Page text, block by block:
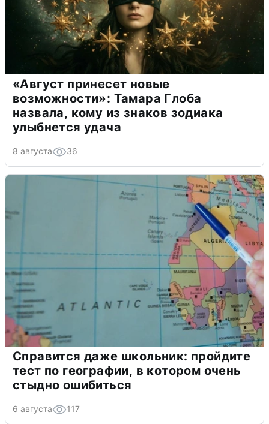
«Август принесет новые
возможности»: Тамара Глоба
назвала, кому из знаков зодиака
улыбнется удача
8 августа 36
Справится даже школьник: пройдите
тест по географии, в котором очень
стыдно ошибиться
6 августа 117